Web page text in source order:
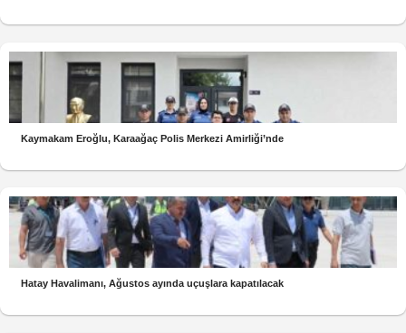
Kaymakam Eroğlu, Karaağaç Polis Merkezi Amirliği’nde
Hatay Havalimanı, Ağustos ayında uçuşlara kapatılacak